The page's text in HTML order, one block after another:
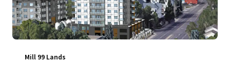
Mill 99 Lands